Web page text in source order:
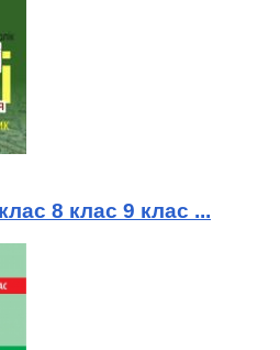
8 клас 9 клас ...